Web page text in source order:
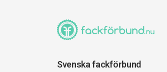
Svenska fackförbund